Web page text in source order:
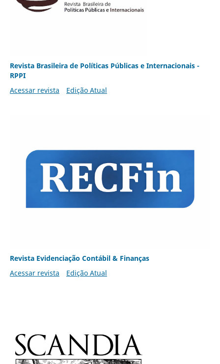
Revista Brasileira de Políticas Públicas e Internacionais -
RPPI
Acessar revista
Edição Atual
Revista Evidenciação Contábil & Finanças
Acessar revista
Edição Atual